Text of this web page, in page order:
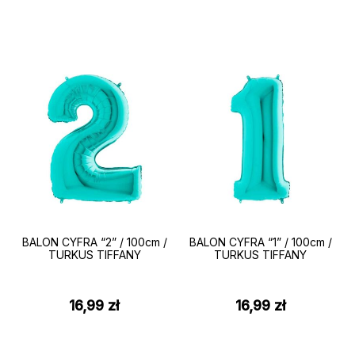
BALON CYFRA “2” / 100cm /
TURKUS TIFFANY
16,99 zł
BALON CYFRA “1” / 100cm /
TURKUS TIFFANY
16,99 zł